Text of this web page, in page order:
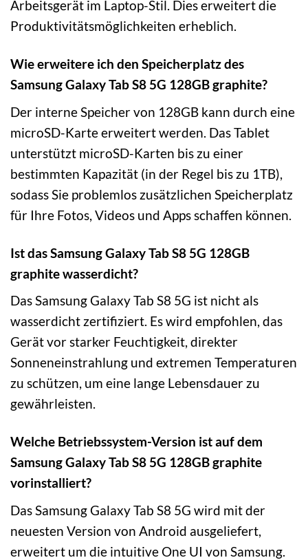
Arbeitsgerät im Laptop-Stil. Dies erweitert die
Produktivitätsmöglichkeiten erheblich.
Wie erweitere ich den Speicherplatz des
Samsung Galaxy Tab S8 5G 128GB graphite?
Der interne Speicher von 128GB kann durch eine
microSD-Karte erweitert werden. Das Tablet
unterstützt microSD-Karten bis zu einer
bestimmten Kapazität (in der Regel bis zu 1TB),
sodass Sie problemlos zusätzlichen Speicherplatz
für Ihre Fotos, Videos und Apps schaffen können.
Ist das Samsung Galaxy Tab S8 5G 128GB
graphite wasserdicht?
Das Samsung Galaxy Tab S8 5G ist nicht als
wasserdicht zertifiziert. Es wird empfohlen, das
Gerät vor starker Feuchtigkeit, direkter
Sonneneinstrahlung und extremen Temperaturen
zu schützen, um eine lange Lebensdauer zu
gewährleisten.
Welche Betriebssystem-Version ist auf dem
Samsung Galaxy Tab S8 5G 128GB graphite
vorinstalliert?
Das Samsung Galaxy Tab S8 5G wird mit der
neuesten Version von Android ausgeliefert,
erweitert um die intuitive One UI von Samsung.